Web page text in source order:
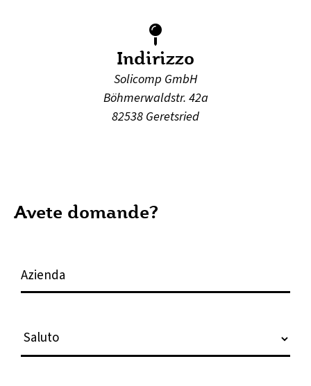
Indirizzo
Solicomp GmbH
Böhmerwaldstr. 42a
82538 Geretsried
Avete domande?
A
z
n
d
S
a
l